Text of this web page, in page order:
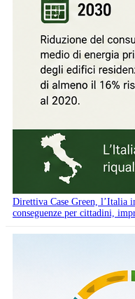
Direttiva Case Green, l’Italia
conseguenze per cittadini,